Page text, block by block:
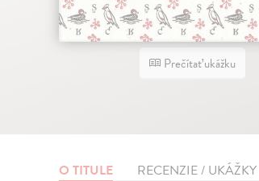
Prečítať ukážku
O TITULE RECENZIE / UKÁŽKY